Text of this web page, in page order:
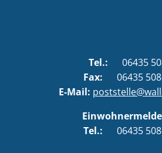
Tel.:
06435
Fax: 06435
E-Mail:
Tel.: 06435